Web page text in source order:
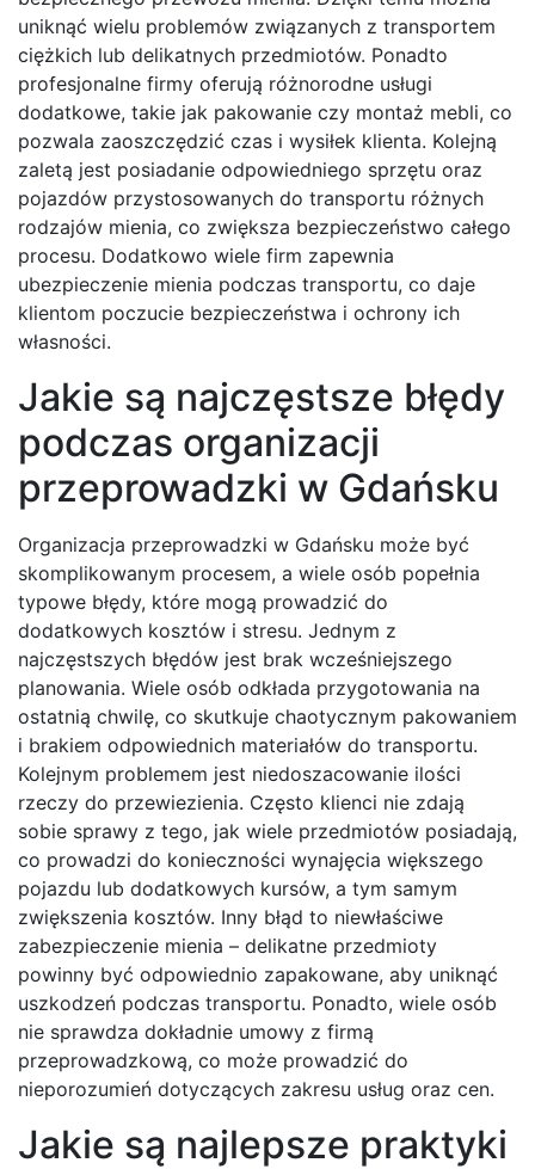
uniknąć wielu problemów związanych z transportem
ciężkich lub delikatnych przedmiotów. Ponadto
profesjonalne firmy oferują różnorodne usługi
dodatkowe, takie jak pakowanie czy montaż mebli, co
pozwala zaoszczędzić czas i wysiłek klienta. Kolejną
zaletą jest posiadanie odpowiedniego sprzętu oraz
pojazdów przystosowanych do transportu różnych
rodzajów mienia, co zwiększa bezpieczeństwo całego
procesu. Dodatkowo wiele firm zapewnia
ubezpieczenie mienia podczas transportu, co daje
klientom poczucie bezpieczeństwa i ochrony ich
własności.
Jakie są najczęstsze błędy
podczas organizacji
przeprowadzki w Gdańsku
Organizacja przeprowadzki w Gdańsku może być
skomplikowanym procesem, a wiele osób popełnia
typowe błędy, które mogą prowadzić do
dodatkowych kosztów i stresu. Jednym z
najczęstszych błędów jest brak wcześniejszego
planowania. Wiele osób odkłada przygotowania na
ostatnią chwilę, co skutkuje chaotycznym pakowaniem
i brakiem odpowiednich materiałów do transportu.
Kolejnym problemem jest niedoszacowanie ilości
rzeczy do przewiezienia. Często klienci nie zdają
sobie sprawy z tego, jak wiele przedmiotów posiadają,
co prowadzi do konieczności wynajęcia większego
pojazdu lub dodatkowych kursów, a tym samym
zwiększenia kosztów. Inny błąd to niewłaściwe
zabezpieczenie mienia – delikatne przedmioty
powinny być odpowiednio zapakowane, aby uniknąć
uszkodzeń podczas transportu. Ponadto, wiele osób
nie sprawdza dokładnie umowy z firmą
przeprowadzkową, co może prowadzić do
nieporozumień dotyczących zakresu usług oraz cen.
Jakie są najlepsze praktyki